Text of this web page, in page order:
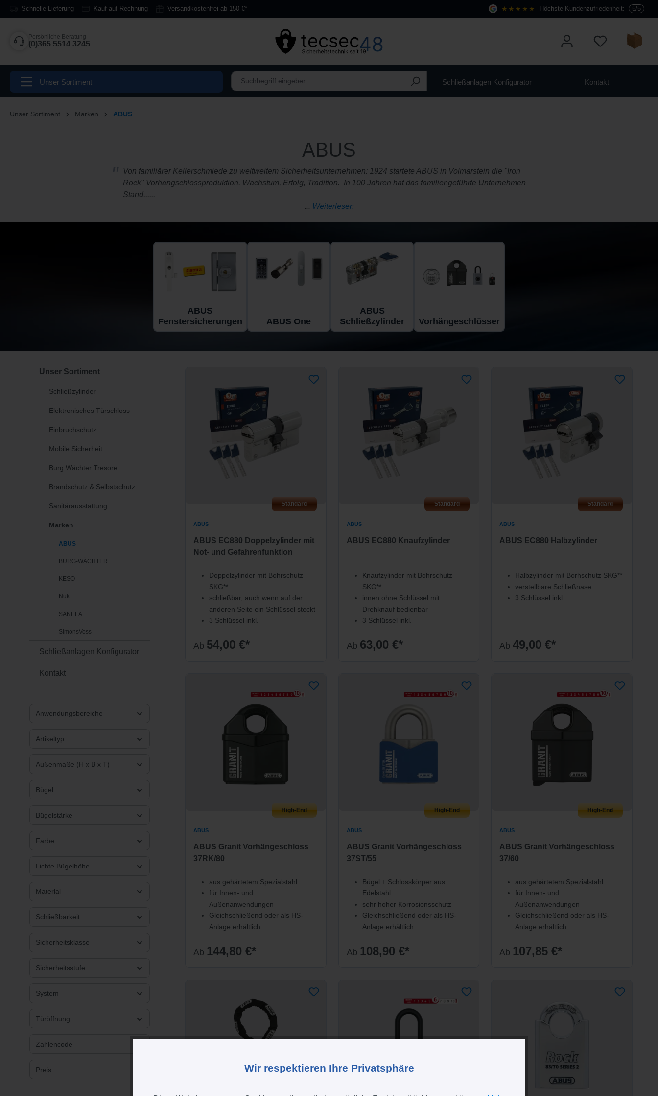
Zur Hauptnavigation springen
Schnelle Lieferung Kauf auf Rechnung Versandkostenfrei ab 150 €* ★★★★★ Höchste Kundenzufriedenheit: 5/5
Persönliche Beratung
(0)365 5514 3245
Unser Sortiment Schließanlagen Konfigurator Kontakt
Unser Sortiment Marken ABUS
ABUS
Von familiärer Kellerschmiede zu weltweitem Sicherheitsunternehmen: 1924 startete ABUS in Volmarstein die "Iron
Rock" Vorhangschlossproduktion. Wachstum, Erfolg, Tradition. In 100 Jahren hat das familiengeführte Unternehmen
Stand......
... Weiterlesen
ABUS
Fenstersicherungen
ABUS One
ABUS
Schließzylinder
Vorhängeschlösser
Unser Sortiment
Schließzylinder
Elektronisches Türschloss
Einbruchschutz
Mobile Sicherheit
Burg Wächter Tresore
Brandschutz & Selbstschutz
Sanitärausstattung
Marken
ABUS
BURG-WÄCHTER
KESO
Nuki
SANELA
SimonsVoss
Schließanlagen Konfigurator
Kontakt
Anwendungsbereiche
Artikeltyp
Außenmaße (H x B x T)
Bügel
Bügelstärke
Farbe
Lichte Bügelhöhe
Material
Schließbarkeit
Sicherheitsklasse
Sicherheitsstufe
System
Türöffnung
Zahlencode
Preis
Standard
ABUS
ABUS EC880 Doppelzylinder mit
Not- und Gefahrenfunktion
Doppelzylinder mit Bohrschutz
SKG**
schließbar, auch wenn auf der
anderen Seite ein Schlüssel steckt
3 Schlüssel inkl.
Ab 54,00 €*
Standard
ABUS
ABUS EC880 Knaufzylinder
Knaufzylinder mit Bohrschutz
SKG**
innen ohne Schlüssel mit
Drehknauf bedienbar
3 Schlüssel inkl.
Ab 63,00 €*
Standard
ABUS
ABUS EC880 Halbzylinder
Halbzylinder mit Borhschutz SKG**
verstellbare Schließnase
3 Schlüssel inkl.
Ab49,00 €*
High-End
ABUS
ABUS Granit Vorhängeschloss
37RK/80
aus gehärtetem Spezialstahl
für Innen- und
Außenanwendungen
Gleichschließend oder als HS-
Anlage erhältlich
Ab 144,80 €*
High-End
ABUS
ABUS Granit Vorhängeschloss
37ST/55
Bügel + Schlosskörper aus
Edelstahl
sehr hoher Korrosionsschutz
Gleichschließend oder als HS-
Anlage erhältlich
Ab 108,90 €*
High-End
ABUS
ABUS Granit Vorhängeschloss
37/60
aus gehärtetem Spezialstahl
für Innen- und
Außenanwendungen
Gleichschließend oder als HS-
Anlage erhältlich
Ab 107,85 €*
Wir respektieren Ihre Privatsphäre